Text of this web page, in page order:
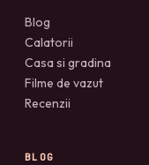
Blog
Calatorii
Casa si gradina
Filme de vazut
Recenzii
BLOG